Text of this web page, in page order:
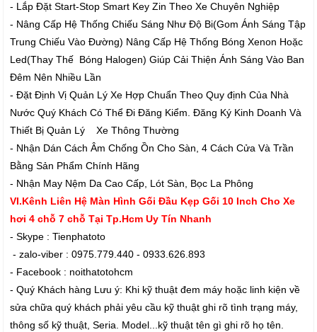
- Lắp Đặt Start-Stop Smart Key Zin Theo Xe Chuyên Nghiệp
- Nâng Cấp Hệ Thống Chiếu Sáng Như Độ Bi(Gom Ánh Sáng Tập
Trung Chiếu Vào Đường) Nâng Cấp Hệ Thống Bóng Xenon Hoặc
Led(Thay Thế Bóng Halogen) Giúp Cải Thiện Ánh Sáng Vào Ban
Đêm Nên Nhiều Lần
- Đặt Định Vị Quản Lý Xe Hợp Chuẩn Theo Quy định Của Nhà
Nước Quý Khách Có Thể Đi Đăng Kiểm. Đăng Ký Kinh Doanh Và
Thiết Bị Quản Lý Xe Thông Thường
- Nhận Dán Cách Âm Chống Ồn Cho Sàn, 4 Cách Cửa Và Trần
Bằng Sản Phẩm Chính Hãng
- Nhận May Nệm Da Cao Cấp, Lót Sàn, Bọc La Phông
VI.Kênh Liên Hệ Màn Hình Gối Đầu Kẹp Gối 10 Inch Cho Xe
hơi 4 chỗ 7 chỗ Tại Tp.Hcm Uy Tín Nhanh
- Skype : Tienphatoto
- zalo-viber : 0975.779.440 - 0933.626.893
- Facebook : noithatotohcm
- Quý Khách hàng Lưu ý: Khi kỹ thuật đem máy hoặc linh kiện về
sửa chữa quý khách phải yêu cầu kỹ thuật ghi rõ tình trạng máy,
thông số kỹ thuật, Seria. Model...kỹ thuật tên gì ghi rõ họ tên.